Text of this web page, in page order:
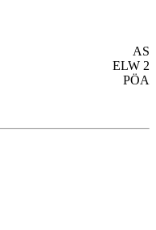
AS
ELW 2
PÖA